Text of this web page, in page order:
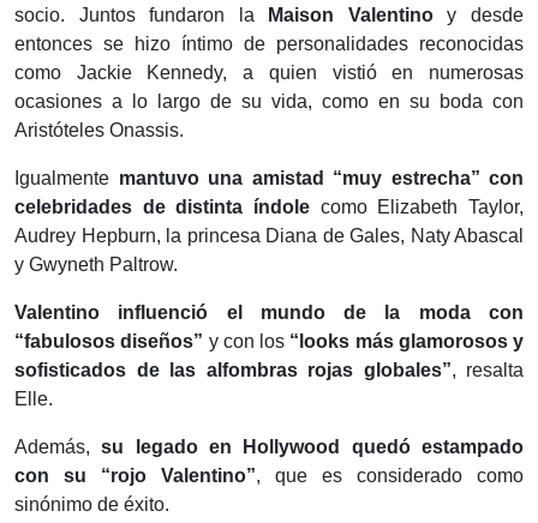
socio. Juntos fundaron la
Maison Valentinoy desde
entonces se hizo íntimo de personalidades reconocidas
como Jackie Kennedy, a quien vistió en numerosas
ocasiones a lo largo de su vida, como en su boda con
Aristóteles Onassis.
Igualmente mantuvo una amistad “muy estrecha” con
celebridades de distinta índole como Elizabeth Taylor,
Audrey Hepburn, la princesa Diana de Gales, Naty Abascal
y Gwyneth Paltrow.
Valentino influenció el mundo de la moda con
“fabulosos diseños” y con los “looks más glamorosos y
sofisticados de las alfombras rojas globales”, resalta
Elle.
Además,su legado en Hollywood quedó estampado
con su “rojo Valentino”, que es considerado como
sinónimo de éxito.